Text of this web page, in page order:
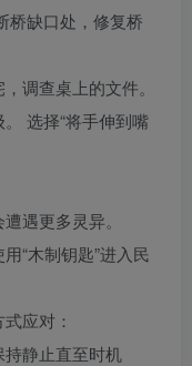
缺口处，修复桥
调查桌上的文件。
选择“将手伸到嘴
遇更多灵异。
“木制钥匙”进入民
应对：
静止直至时机